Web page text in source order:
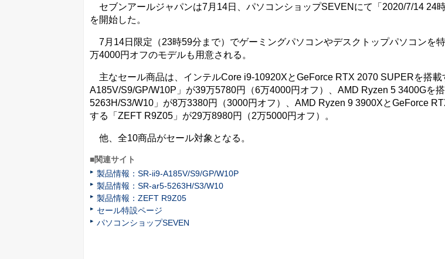
セブンアールジャパンは7月14日、パソコンショップSEVENにて「2020/7/14 24時
を開始した。
7月14日限定（23時59分まで）でゲーミングパソコンやデスクトップパソコンを
万4000円オフのモデルも用意される。
主なセール商品は、インテルCore i9-10920XとGeForce RTX 2070 SUPERを搭載
A185V/S9/GP/W10P」が39万5780円（6万4000円オフ）、AMD Ryzen 5 3400Gを
5263H/S3/W10」が8万3380円（3000円オフ）、AMD Ryzen 9 3900XとGeForce
する「ZEFT R9Z05」が29万8980円（2万5000円オフ）。
他、全10商品がセール対象となる。
■関連サイト
製品情報：SR-ii9-A185V/S9/GP/W10P
製品情報：SR-ar5-5263H/S3/W10
製品情報：ZEFT R9Z05
セール特設ページ
パソコンショップSEVEN